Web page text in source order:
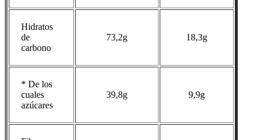
Hidratos
de
carbono
73,2g 18,3g
* De los
cuales
azúcares
39,8g 9,9g